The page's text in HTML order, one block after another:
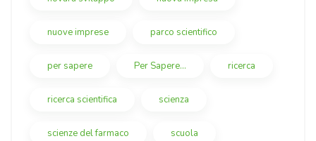
nuove imprese parco scientifico
per sapere Per Sapere... ricerca
ricerca scientifica scienza
scienze del farmaco scuola